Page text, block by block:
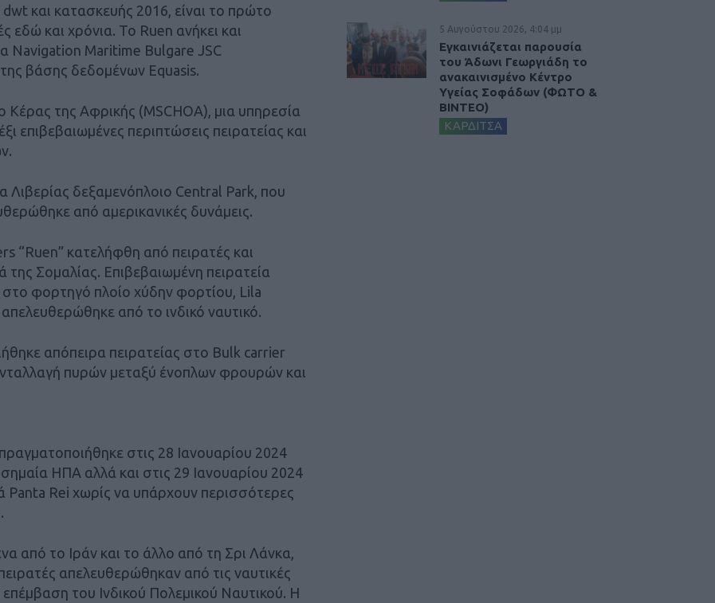
και κατασκευής 2016, είναι το πρώτο
εδώ και χρόνια. Το Ruen ανήκει και
Navigation Maritime Bulgare JSC
βάσης δεδομένων Equasis.
της Αφρικής (MSCHOA), μια υπηρεσία
επιβεβαιωμένες περιπτώσεις πειρατείας και
Λιβερίας δεξαμενόπλοιο Central Park, που
από αμερικανικές δυνάμεις.
“Ruen” κατελήφθη από πειρατές και
της Σομαλίας. Επιβεβαιωμένη πειρατεία
στο φορτηγό πλοίο χύδην φορτίου, Lila
από το ινδικό ναυτικό.
απόπειρα πειρατείας στο Bulk carrier
πυρών μεταξύ ένοπλων φρουρών και
στις 28 Ιανουαρίου 2024
ΗΠΑ αλλά και στις 29 Ιανουαρίου 2024
Rei χωρίς να υπάρχουν περισσότερες
από το Ιράν και το άλλο από τη Σρι Λάνκα,
απελευθερώθηκαν από τις ναυτικές
του Ινδικού Πολεμικού Ναυτικού. Η
5 Αυγούστου 2026, 4:04 μμ
Εγκαινιάζεται παρουσία
του Άδωνι Γεωργιάδη το
ανακαινισμένο Κέντρο
Υγείας Σοφάδων (ΦΩΤΟ &
ΒΙΝΤΕΟ)
ΚΑΡΔΙΤΣΑ